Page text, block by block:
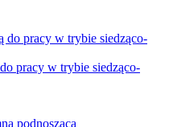
do pracy w trybie siedząco-
pracy w trybie siedząco-